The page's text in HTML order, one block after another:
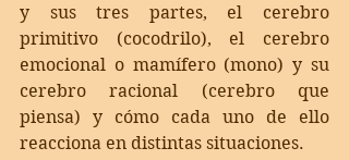
y sus tres partes, el cerebro
primitivo (cocodrilo), el cerebro
emocional o mamífero (mono) y su
cerebro racional (cerebro que
piensa) y cómo cada uno de ello
reacciona en distintas situaciones.